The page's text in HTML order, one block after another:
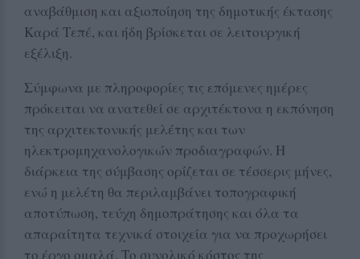
αναβάθμιση και αξιοποίηση της δημοτικής έκτασης
Καρά Τεπέ, και ήδη βρίσκεται σε λειτουργική
εξέλιξη.
Σύμφωνα με πληροφορίες τις επόμενες ημέρες
πρόκειται να ανατεθεί σε αρχιτέκτονα η εκπόνηση
της αρχιτεκτονικής μελέτης και των
ηλεκτρομηχανολογικών προδιαγραφών. Η
διάρκεια της σύμβασης ορίζεται σε τέσσερις μήνες,
ενώ η μελέτη θα περιλαμβάνει τοπογραφική
αποτύπωση, τεύχη δημοπράτησης και όλα τα
απαραίτητα τεχνικά στοιχεία για να προχωρήσει
το έργο ομαλά. Το συνολικό κόστος της